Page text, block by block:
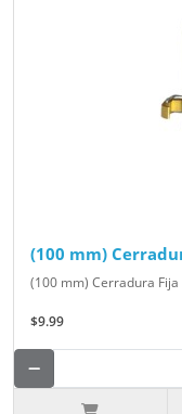
(100 mm)
(100 mm) Cerradura Fija
$9.99